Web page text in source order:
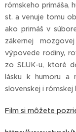
rómskeho primáša,
st. a venuje tomu
ako primáš v
zákernej
výpovede rodiny,
zo SĽUK-u, ktoré
lásku k humoru a
slovenskej i rómskej
Film si môžete